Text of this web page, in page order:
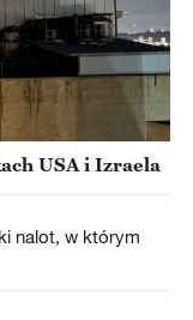
USA i Izraela
nalot, w którym